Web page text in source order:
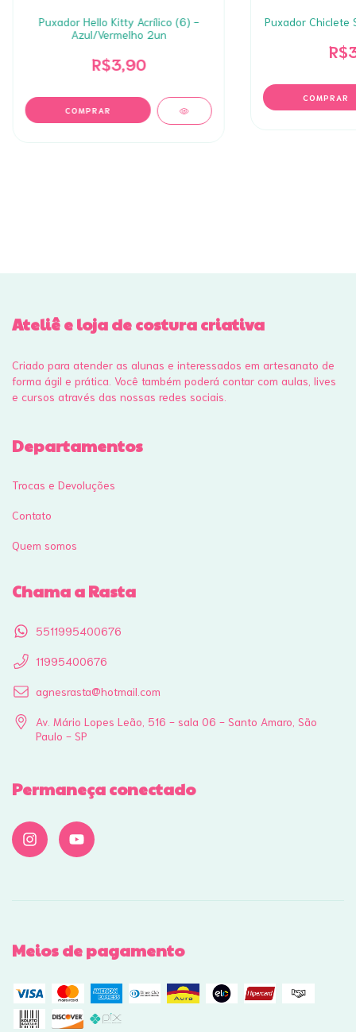
Puxador Hello Kitty Acrílico (6) -
Azul/Vermelho 2un
R$3,90
Puxador Chiclete
Ateliê e loja de costura criativa
Criado para atender as alunas e interessados em artesanato de
forma ágil e prática. Você também poderá contar com aulas, lives
e cursos através das nossas redes sociais.
Departamentos
Trocas e Devoluções
Contato
Quem somos
Chama a Rasta
5511995400676
11995400676
agnesrasta@hotmail.com
Av. Mário Lopes Leão, 516 - sala 06 - Santo Amaro, São
Paulo - SP
Permaneça conectado
Meios de pagamento